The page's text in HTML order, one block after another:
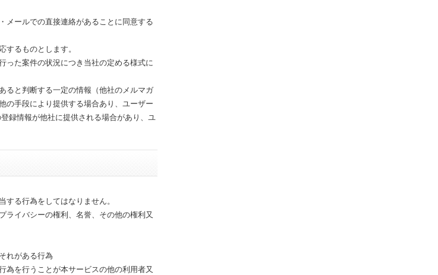
メールでの直接連絡があることに同意する
するものとします。
った案件の状況につき当社の定める様式に
ると判断する一定の情報（他社のメルマガ
の手段により提供する場合あり、ユーザー
録情報が他社に提供される場合があり、ユ
る行為をしてはなりません。
ライバシーの権利、名誉、その他の権利又
れがある行為
為を行うことが本サービスの他の利用者又